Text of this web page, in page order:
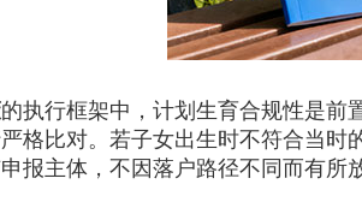
的执行框架中，计划生育合规性是前
格比对。若子女出生时不符合当
报主体，不因落户路径不同而有所